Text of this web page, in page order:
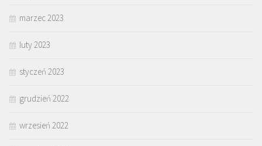
marzec 2023
luty 2023
styczeń 2023
grudzień 2022
wrzesień 2022